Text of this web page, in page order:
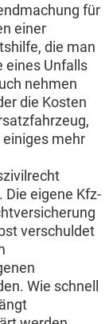
für
einer
die man
eines Unfalls
nehmen
die Kosten
einiges mehr
Die eigene Kfz-
verschuldet
Wie schnell